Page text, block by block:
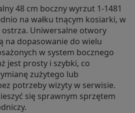
48 cm boczny wyrzut 1-1481
na wałku tnącym kosiarki, w
Uniwersalne otwory
na dopasowanie do wielu
w system bocznego
jest prosty i szybki, co
zużytego lub
potrzeby wizyty w serwisie.
się sprawnym sprzętem